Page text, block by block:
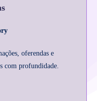
oferendas e
com profundidade.